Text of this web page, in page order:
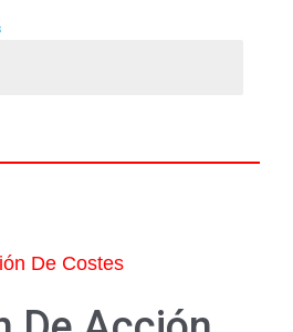
De Costes